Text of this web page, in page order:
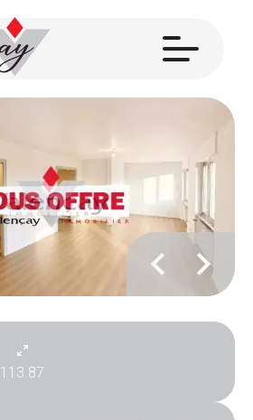
113.87